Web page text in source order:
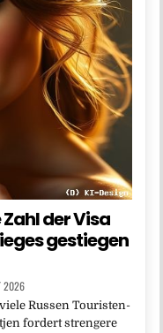
der Visa
gestiegen
2026
Russen Touristen-
fordert strengere